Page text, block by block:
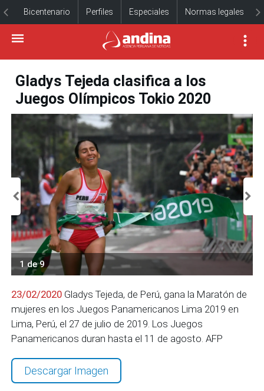
Bicentenario Perfiles Especiales Normas legales
Gladys Tejeda clasifica a los
Juegos Olímpicos Tokio 2020
1 de 9
23/02/2020 Gladys Tejeda, de Perú, gana la Maratón de
mujeres en los Juegos Panamericanos Lima 2019 en
Lima, Perú, el 27 de julio de 2019. Los Juegos
Panamericanos duran hasta el 11 de agosto. AFP
Descargar Imagen